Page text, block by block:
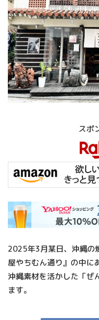
スポ
2025年3月某日、沖縄の
屋やちむん通り』の中に
沖縄素材を活かした「ぜ
ます。